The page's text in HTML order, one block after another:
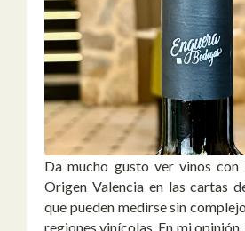
Da mucho gusto ver vinos con
Origen Valencia en las cartas
que pueden medirse sin
regiones vinícolas. En mi